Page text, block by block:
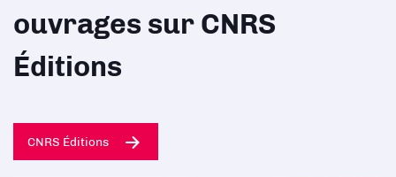
ouvrages sur CNRS
Éditions
CNRS Éditions